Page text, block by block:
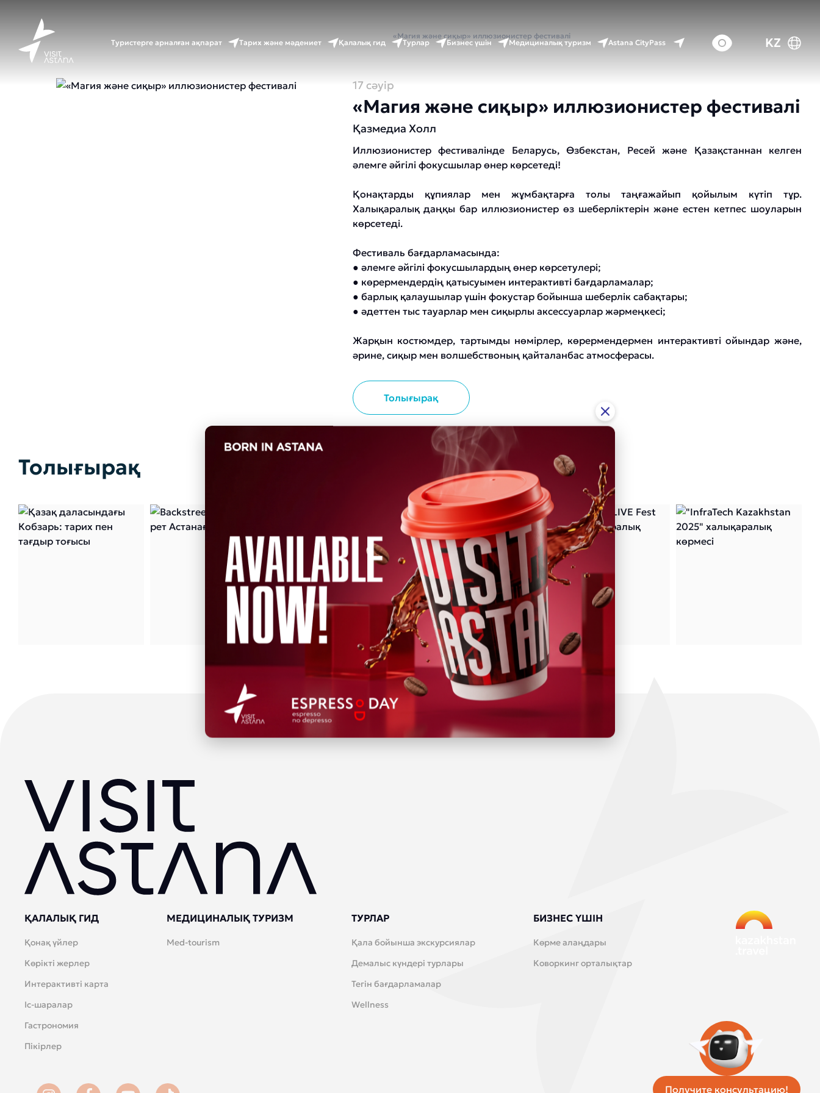
Получите консультацию!
Туристерге арналған ақпарат Тарих және мәдениет Қалалық гид Турлар Бизнес үшін Медициналық туризм Astana CityPass KZ
Оқиғалар күнтізбесі «Магия және сиқыр» иллюзионистер фестивалі
17 сәуір
«Магия және сиқыр» иллюзионистер фестивалі
Қазмедиа Холл
Иллюзионистер фестивалінде Беларусь, Өзбекстан, Ресей және Қазақстаннан келген
әлемге әйгілі фокусшылар өнер көрсетеді!
Қонақтарды құпиялар мен жұмбақтарға толы таңғажайып қойылым күтіп тұр.
Халықаралық даңқы бар иллюзионистер өз шеберліктерін және естен кетпес шоуларын
көрсетеді.
Фестиваль бағдарламасында:
● әлемге әйгілі фокусшылардың өнер көрсетулері;
● көрермендердің қатысуымен интерактивті бағдарламалар;
● барлық қалаушылар үшін фокустар бойынша шеберлік сабақтары;
● әдеттен тыс тауарлар мен сиқырлы аксессуарлар жәрмеңкесі;
Жарқын костюмдер, тартымды нөмірлер, көрермендермен интерактивті ойындар және,
әрине, сиқыр мен волшебствоның қайталанбас атмосферасы.
Толығырақ
Толығырақ
ҚАЛАЛЫҚ ГИД
Қонақ үйлер
Көрікті жерлер
Интерактивті карта
Іс-шаралар
Гастрономия
Пікірлер
МЕДИЦИНАЛЫҚ ТУРИЗМ
Med-tourism
ТУРЛАР
Қала бойынша экскурсиялар
Демалыс күндері турлары
Тегін бағдарламалар
Wellness
БИЗНЕС ҮШІН
Көрме алаңдары
Коворкинг орталықтар